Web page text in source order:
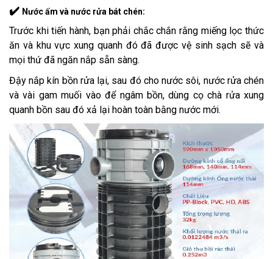
✔️ Nước ấm và nước rửa bát chén:
Trước khi tiến hành, bạn phải chắc chắn rằng miếng lọc thức
ăn và khu vực xung quanh đó đã được vệ sinh sạch sẽ và
mọi thứ đã ngăn nắp sẵn sàng.
Đậy nắp kín bồn rửa lại, sau đó cho nước sôi, nước rửa chén
và vài gam muối vào để ngâm bồn, dùng cọ chà rửa xung
quanh bồn sau đó xả lại hoàn toàn bằng nước mới.